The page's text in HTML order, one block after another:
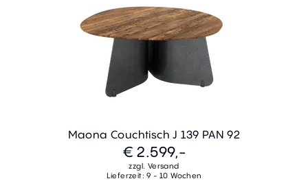
Maona Couchtisch J 139 PAN 92
€ 2.599,-
zzgl. Versand
Lieferzeit: 9 - 10 Wochen